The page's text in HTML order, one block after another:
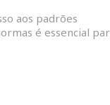
aos padrões
é essencial